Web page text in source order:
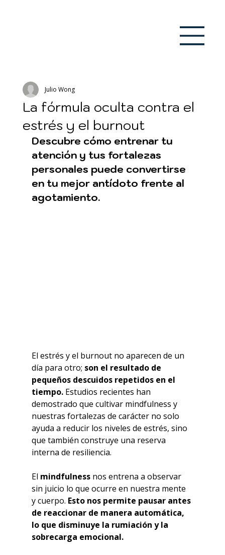
La fórmula oculta contra el
estrés y el burnout
Julio Wong
Descubre cómo entrenar tu
atención y tus fortalezas
personales puede convertirse
en tu mejor antídoto frente al
agotamiento.
El estrés y el burnout no aparecen de un
día para otro; son el resultado de
pequeños descuidos repetidos en el
tiempo. Estudios recientes han
demostrado que cultivar mindfulness y
nuestras fortalezas de carácter no solo
ayuda a reducir los niveles de estrés, sino
que también construye una reserva
interna de resiliencia.
El mindfulness nos entrena a observar
sin juicio lo que ocurre en nuestra mente
y cuerpo. Esto nos permite pausar antes
de reaccionar de manera automática,
lo que disminuye la rumiación y la
sobrecarga emocional.